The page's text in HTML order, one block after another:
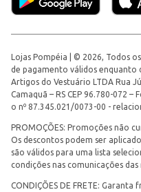
Lojas Pompéia | © 2026, Todos
de pagamento válidos enquanto
Artigos do Vestuário LTDA Rua
Camaquã – RS CEP 96.780-072 –
o nº 87.345.021/0073-00 -
PROMOÇÕES: Promoções não
Os descontos podem ser
são válidos para uma lista
condições nas comunicações das
CONDIÇÕES DE FRETE: